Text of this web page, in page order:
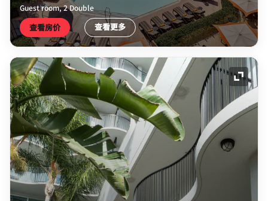
Guest room, 2 Double
查看房价 查看更多
展开